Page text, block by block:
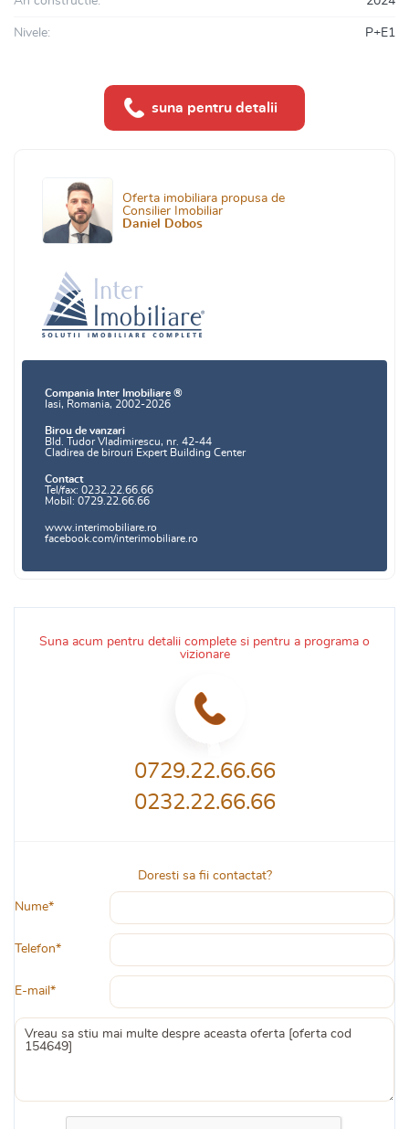
Suna acum pentru detalii complete si pentru a programa o
vizionare
0729.22.66.66
0232.22.66.66
Doresti sa fii contactat?
Nume*
Telefon*
E-mail*
Nivele: P+E1
suna pentru detalii
Oferta imobiliara propusa de
Consilier Imobiliar
Daniel Dobos
Compania Inter Imobiliare ®
Iasi, Romania, 2002-2026
Birou de vanzari
Bld. Tudor Vladimirescu, nr. 42-44
Cladirea de birouri Expert Building Center
Contact
Tel/fax: 0232.22.66.66
Mobil: 0729.22.66.66
www.interimobiliare.ro
facebook.com/interimobiliare.ro